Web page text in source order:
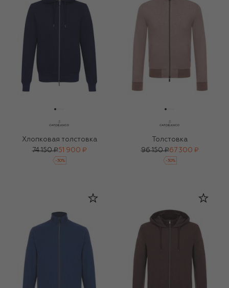
Хлопковая толстовка
74 150 ₽51 900 ₽
-30%
Толстовка
96 150 ₽67 300 ₽
-30%